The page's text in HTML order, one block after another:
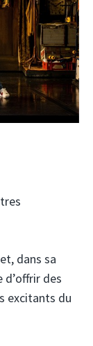
dans sa
d’offrir des
excitants du